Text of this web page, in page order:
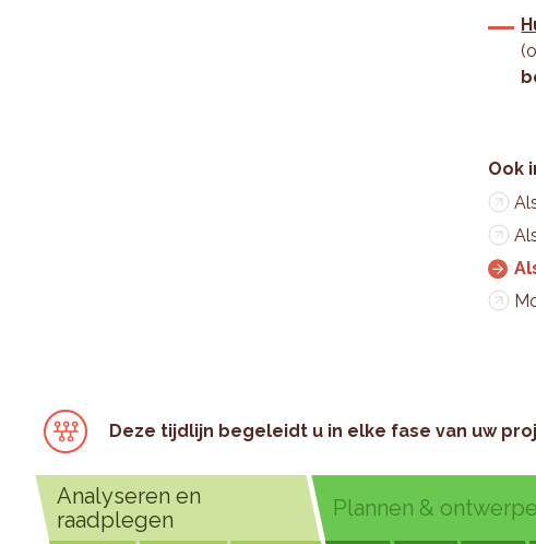
Deze tijdlijn begeleidt u in elke fase van uw
Analyseren en
raadplegen
Plannen &